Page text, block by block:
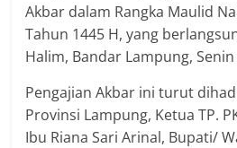
Akbar dalam Rangka Maulid
Tahun 1445 H, yang
Halim, Bandar Lampung,
Pengajian Akbar ini turut
Provinsi Lampung, Ketua TP.
Ibu Riana Sari Arinal, Bupati/